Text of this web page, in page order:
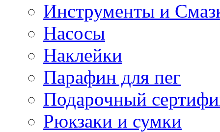
Инструменты и
Насосы
Наклейки
Парафин для пег
Подарочный
Рюкзаки и сумки